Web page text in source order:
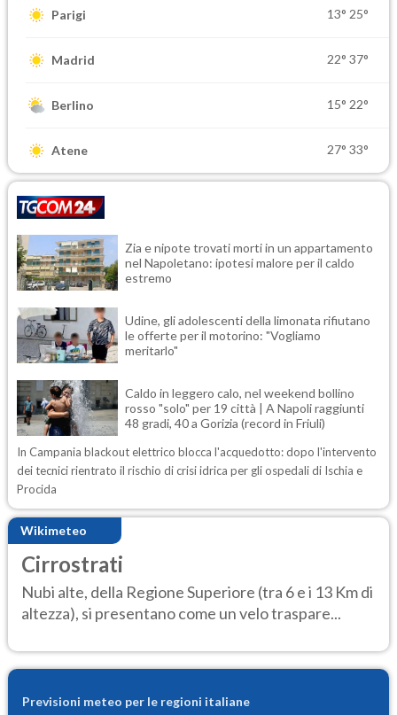
Parigi 13° 25°
Madrid 22° 37°
Berlino 15° 22°
Atene 27° 33°
Zia e nipote trovati morti in un appartamento
nel Napoletano: ipotesi malore per il caldo
estremo
Udine, gli adolescenti della limonata rifiutano
le offerte per il motorino: "Vogliamo
meritarlo"
Caldo in leggero calo, nel weekend bollino
rosso "solo" per 19 città | A Napoli raggiunti
48 gradi, 40 a Gorizia (record in Friuli)
In Campania blackout elettrico blocca l'acquedotto: dopo l'intervento
dei tecnici rientrato il rischio di crisi idrica per gli ospedali di Ischia e
Procida
Wikimeteo
Cirrostrati
Nubi alte, della Regione Superiore (tra 6 e i 13 Km di
altezza), si presentano come un velo traspare...
Previsioni meteo per le regioni italiane